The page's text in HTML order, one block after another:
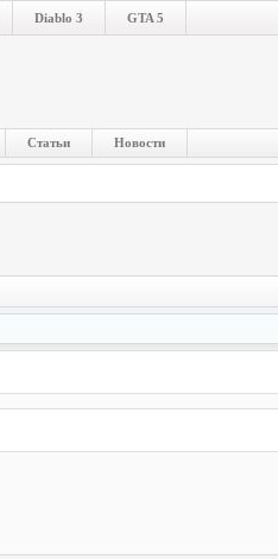
Diablo 3 GTA 5
Статьи Новости